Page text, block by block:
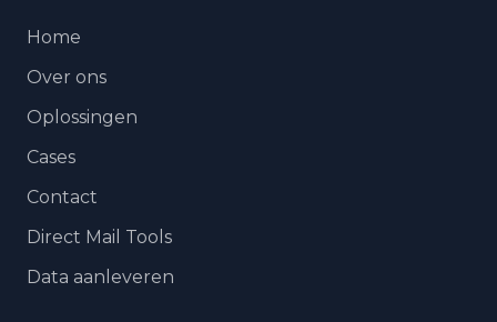
Home
Over ons
Oplossingen
Cases
Contact
Direct Mail Tools
Data aanleveren